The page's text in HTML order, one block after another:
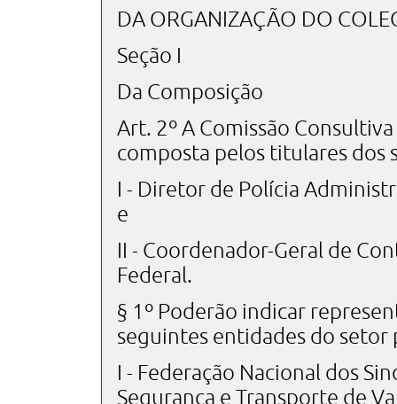
DA ORGANIZAÇÃO DO
Seção I
Da Composição
Art. 2º A Comissão
composta pelos titulares dos
I - Diretor de Polícia
e
II - Coordenador-Geral de
Federal.
§ 1º Poderão indicar
seguintes entidades do setor
I - Federação Nacional dos
Segurança e Transporte de